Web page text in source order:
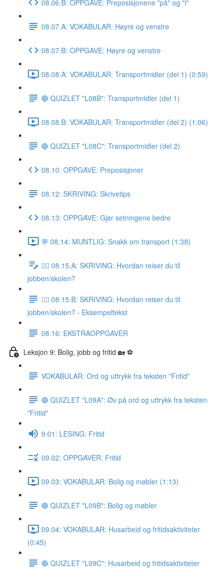
08.06.B: OPPGAVE: Preposisjonene "på" og "i"
08.07.A: VOKABULAR: Høyre og venstre
08.07.B: OPPGAVE: Høyre og venstre
08.08.A: VOKABULAR: Transportmidler (del 1) (0:59)
🔵 QUIZLET "L08B": Transportmidler (del 1)
08.08.B: VOKABULAR: Transportmidler (del 2) (1:06)
🔵 QUIZLET "L08C": Transportmidler (del 2)
08.10: OPPGAVE: Preposisjoner
08.12: SKRIVING: Skrivetips
08.13: OPPGAVE: Gjør setningene bedre
💬 08.14: MUNTLIG: Snakk om transport (1:38)
✍🏼 08.15.A: SKRIVING: Hvordan reiser du til
jobben/skolen?
✍🏼 08.15.B: SKRIVING: Hvordan reiser du til
jobben/skolen? - Eksempeltekst
08.16: EKSTRAOPPGAVER
Leksjon 9: Bolig, jobb og fritid 🏡 ⚽️
VOKABULAR: Ord og uttrykk fra teksten "Fritid"
🔵 QUIZLET "L09A": Øv på ord og uttrykk fra teksten
"Fritid"
9.01: LESING: Fritid
09.02: OPPGAVER: Fritid
09.03: VOKABULAR: Bolig og møbler (1:13)
🔵 QUIZLET "L09B": Bolig og møbler
09.04: VOKABULAR: Husarbeid og fritidsaktiviteter
(0:45)
🔵 QUIZLET "L09C": Husarbeid og fritidsaktiviteter